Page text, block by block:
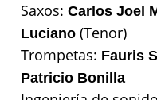
Saxos: Carlos Joel
Luciano (Tenor)
Trompetas: Fauris
Patricio Bonilla